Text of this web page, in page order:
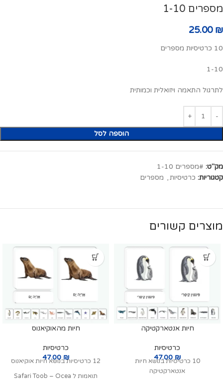
מספרים 1-10
25.00 ₪
10 כרטיסיות מספרים
1-10
לתרגול התאמה ויזואלית וכמותית
הוספה לסל
מק"ט: #מספרים 1-10
קטגוריות: כרטיסיות, מספרים
מוצרים קשורים
חיות אנטארקטיקה
כרטיסיות
47.00 ₪
10 כרטיסיות בנושא חיות
אנטארקטיקה
חיות מהאוקיאנוס
כרטיסיות
47.00 ₪
12 כרטיסיות בנושא חיות אוקיאנוס
תואמות ל Safari Toob – Ocea